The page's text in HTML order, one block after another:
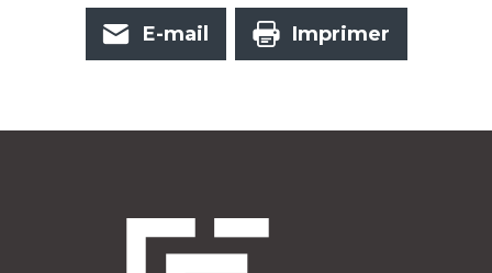
E-mail Imprimer